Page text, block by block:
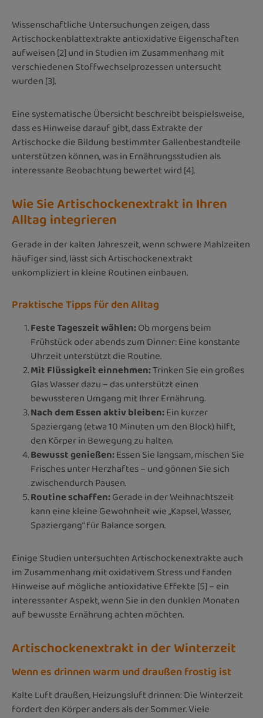
Wissenschaftliche Untersuchungen zeigen, dass
Artischockenblattextrakte antioxidative Eigenschaften
aufweisen [2] und in Studien im Zusammenhang mit
verschiedenen Stoffwechselprozessen untersucht
wurden [3].
Eine systematische Übersicht beschreibt beispielsweise,
dass es Hinweise darauf gibt, dass Extrakte der
Artischocke die Bildung bestimmter Gallenbestandteile
unterstützen können, was in Ernährungsstudien als
interessante Beobachtung bewertet wird [4].
Wie Sie Artischockenextrakt in Ihren
Alltag integrieren
Gerade in der kalten Jahreszeit, wenn schwere Mahlzeiten
häufiger sind, lässt sich Artischockenextrakt
unkompliziert in kleine Routinen einbauen.
Praktische Tipps für den Alltag
Feste Tageszeit wählen:Ob morgens beim
Frühstück oder abends zum Dinner: Eine konstante
Uhrzeit unterstützt die Routine.
Mit Flüssigkeit einnehmen:Trinken Sie ein großes
Glas Wasser dazu – das unterstützt einen
bewussteren Umgang mit Ihrer Ernährung.
Nach dem Essen aktiv bleiben:Ein kurzer
Spaziergang (etwa 10 Minuten um den Block) hilft,
den Körper in Bewegung zu halten.
Bewusst genießen:Essen Sie langsam, mischen Sie
Frisches unter Herzhaftes – und gönnen Sie sich
zwischendurch Pausen.
Routine schaffen:Gerade in der Weihnachtszeit
kann eine kleine Gewohnheit wie „Kapsel, Wasser,
Spaziergang“ für Balance sorgen.
Einige Studien untersuchten Artischockenextrakte auch
im Zusammenhang mit oxidativem Stress und fanden
Hinweise auf mögliche antioxidative Effekte [5] – ein
interessanter Aspekt, wenn Sie in den dunklen Monaten
auf bewusste Ernährung achten möchten.
Artischockenextrakt in der Winterzeit
Wenn es drinnen warm und draußen frostig ist
Kalte Luft draußen, Heizungsluft drinnen: Die Winterzeit
fordert den Körper anders als der Sommer. Viele